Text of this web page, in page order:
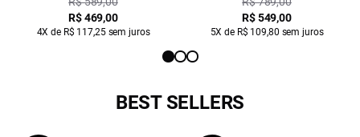
R$ 469,00
4X de R$ 117,25 sem juros
R$ 549,00
5X de R$ 109,80 sem juros
BEST SELLERS